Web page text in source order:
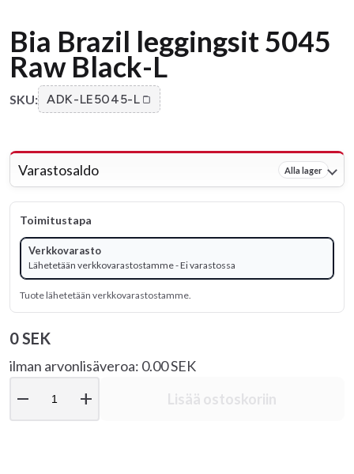
Bia Brazil leggingsit 5045
Raw Black-L
SKU: ADK-LE5045-L
Varastosaldo Alla lager
Toimitustapa
Verkkovarasto
Lähetetään verkkovarastostamme - Ei varastossa
Tuote lähetetään verkkovarastostamme.
0 SEK
ilman arvonlisäveroa: 0.00 SEK
remove add Lisää ostoskoriin